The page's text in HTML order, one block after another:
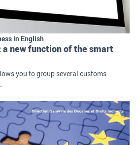
in English
new function of the smart
you to group several customs